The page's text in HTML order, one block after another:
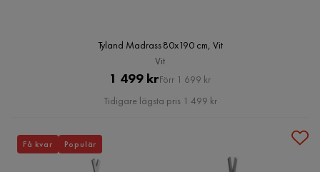
Tyland Madrass 80x190 cm, Vit
Vit
Pris
1 499 krOriginal
Pris
Förr 1 699 kr
Tidigare lägsta pris 1 499 kr
Få kvar Populär